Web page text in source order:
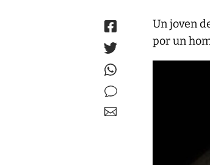
Un joven
por un